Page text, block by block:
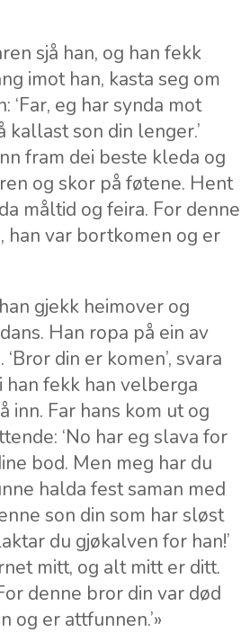
sjå han, og han fekk
imot han, kasta seg om
‘Far, eg har synda mot
son din lenger.’
fram dei beste kleda og
og skor på føtene. Hent
måltid og feira. For denne
han var bortkomen og er
gjekk heimover og
Han ropa på ein av
din er komen’, svara
han fekk han velberga
inn. Far hans kom ut og
‘No har eg slava for
bod. Men meg har du
halda fest saman med
son din som har sløst
du gjøkalven for han!’
mitt, og alt mitt er ditt.
denne bror din var død
og er attfunnen.’»